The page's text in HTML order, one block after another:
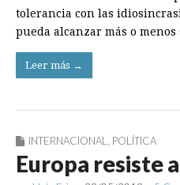
tolerancia con las
pueda alcanzar más o menos
Leer más →
INTERNACIONAL POLÍTICA
Europa resiste